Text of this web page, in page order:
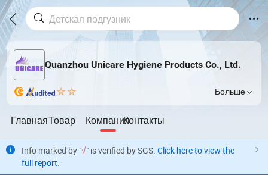
Quanzhou Unicare Hygiene Products Co., Ltd.
Больше
ГлавнаяТовар КомпанияКонтакты
Info marked by "√" is verified by SGS. Click here to view the
full report.